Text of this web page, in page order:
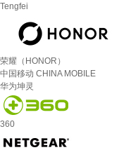
Tengfei
荣耀（HONOR）
中国移动 CHINA MOBILE
华为坤灵
360